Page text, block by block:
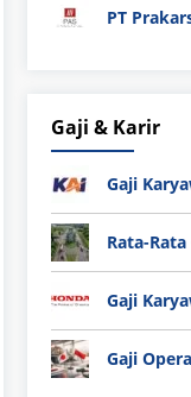
PT
Gaji & Karir